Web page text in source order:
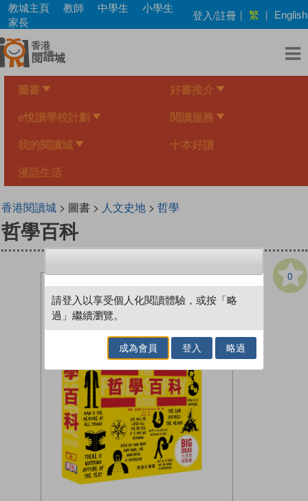
Skip
main
content
教城主頁 教師 中學生
小學生
家長
登入/註冊 | 繁 | English
圖書 好書推介
e悅讀學校計劃 閱讀服務
我的閱讀城 十本好讀
漫話生活
香港閱讀城> 圖書 > 人文史地> 哲學
哲學百科
0
請登入以享受個人化閱讀體驗，或按「略
過」繼續瀏覽。
成為會員 登入 略過